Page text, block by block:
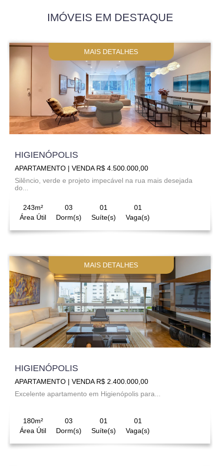
IMÓVEIS EM DESTAQUE
MAIS DETALHES
HIGIENÓPOLIS
APARTAMENTO | VENDA R$ 4.500.000,00
Silêncio, verde e projeto impecável na rua mais desejada
do...
243m²
Área Útil
03
Dorm(s)
01
Suíte(s)
01
Vaga(s)
MAIS DETALHES
HIGIENÓPOLIS
APARTAMENTO | VENDA R$ 2.400.000,00
Excelente apartamento em Higienópolis para...
180m²
Área Útil
03
Dorm(s)
01
Suíte(s)
01
Vaga(s)